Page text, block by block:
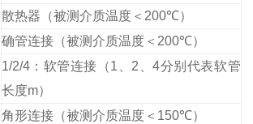
散热器（被测介质温度＜ 200℃）
确管连接（被测介质温度＜ 200℃）
1/2/4：软管连接（1 2 、4分别代表软管
长度m）
角形连接（被测介质温度＜ 150℃）